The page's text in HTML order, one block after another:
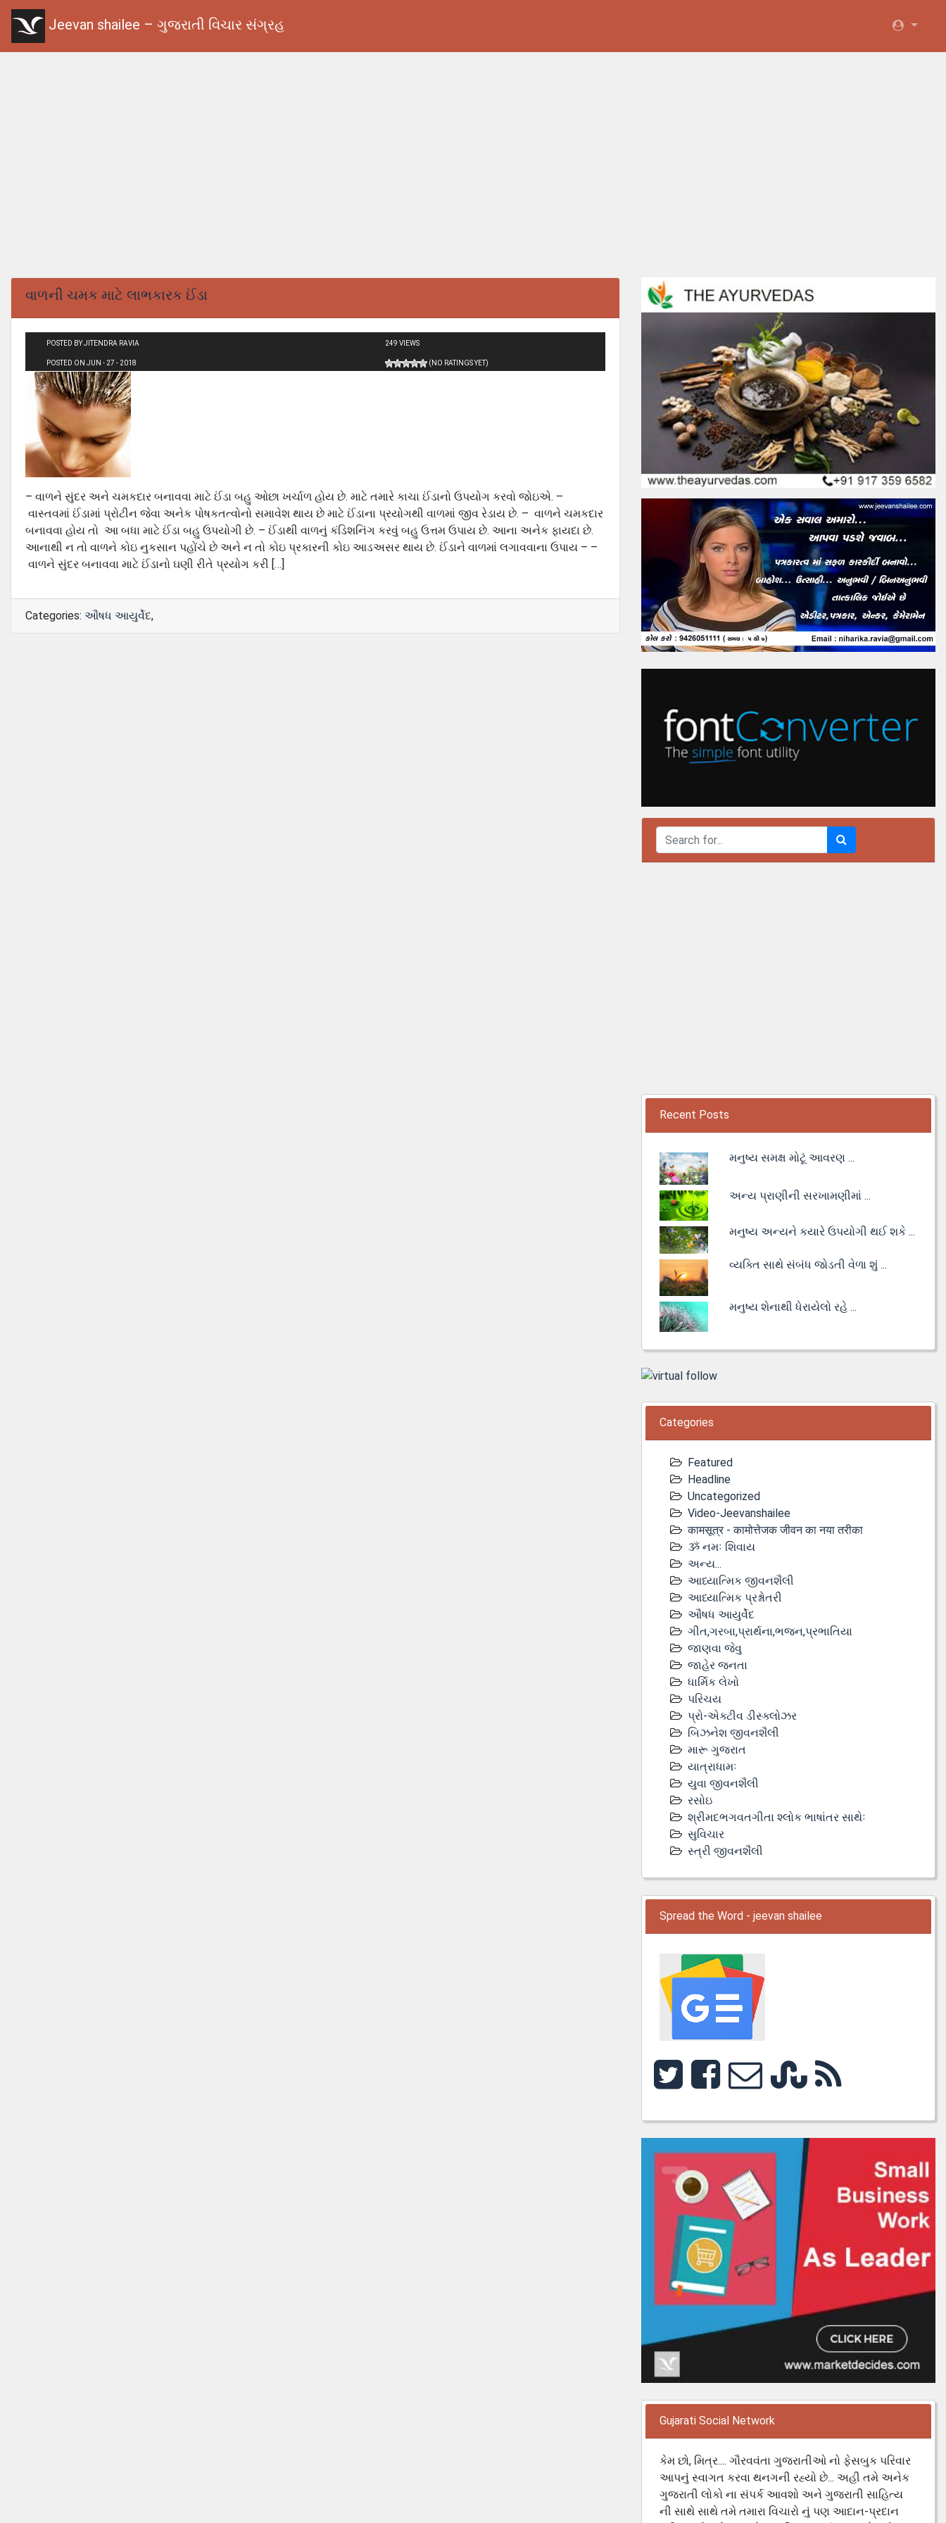
Jeevan shailee – ગુજરાતી વિચાર સંગ્રહ
વાળની ચમક માટે લાભકારક ઈંડા
POSTED BY JITENDRA RAVIA
POSTED ON JUN - 27 - 2018
249 VIEWS
(NO RATINGS YET)
– વાળને સુંદર અને ચમકદાર બનાવવા માટે ઈંડા બહુ ઓછા ખર્ચાળ હોય છે. માટે તમારે કાચા ઈંડાનો ઉપયોગ કરવો જોઇએ. –
વાસ્તવમાં ઈંડામાં પ્રોટીન જેવા અનેક પોષકતત્વોનો સમાવેશ થાય છે માટે ઈંડાના પ્રયોગથી વાળમાં જીવ રેડાય છે. – વાળને ચમકદાર
બનાવવા હોય તો આ બધા માટે ઈંડા બહુ ઉપયોગી છે. – ઈંડાથી વાળનું કંડિશનિંગ કરવું બહુ ઉત્તમ ઉપાય છે. આના અનેક ફાયદા છે.
આનાથી ન તો વાળને કોઇ નુકસાન પહોંચે છે અને ન તો કોઇ પ્રકારની કોઇ આડઅસર થાય છે. ઈંડાને વાળમાં લગાવવાના ઉપાય – –
વાળને સુંદર બનાવવા માટે ઈંડાનો ઘણી રીતે પ્રયોગ કરી […]
Categories: ઔષધ આયુર્વેદ,
Recent Posts
મનુષ્ય સમક્ષ મોટૂં આવરણ ...
અન્ય પ્રાણીની સરખામણીમાં ...
મનુષ્ય અન્યને કયારે ઉપયોગી થઈ શકે ...
વ્યક્તિ સાથે સંબંધ જોડતી વેળા શું ...
મનુષ્ય શેનાથી ધેરાયેલો રહે ...
Categories
Featured
Headline
Uncategorized
Video-Jeevanshailee
कामसूत्र - कामोत्तेजक जीवन का नया तरीका
ૐ નમઃ શિવાય
અન્ય...
આધ્યાત્મિક જીવનશૈલી
આધ્યાત્મિક પ્રશ્નોતરી
ઔષધ આયુર્વેદ
ગીત,ગરબા,પ્રાર્થના,ભજન,પ્રભાતિયા
જાણવા જેવુ
જાહેર જનતા
ધાર્મિક લેખો
પરિચય
પ્રો-એક્ટીવ ડીસ્‍ક્લોઝર
બિઝનેશ જીવનશૈલી
મારૂ ગુજરાત
યાત્રાધામઃ
યુવા જીવનશૈલી
રસોઇ
શ્રીમદભગવતગીતા શ્લોક ભાષાંતર સાથેઃ
સુવિચાર
સ્ત્રી જીવનશૈલી
Spread the Word - jeevan shailee
Gujarati Social Network
કેમ છો, મિત્ર.... ગૌરવવંતા ગુજરાતીઓ નો ફેસબુક પરિવાર
આપનું સ્વાગત કરવા થનગની રહ્યો છે... અહી તમે અનેક
ગુજરાતી લોકો ના સંપર્ક આવશો અને ગુજરાતી સાહિત્ય
ની સાથે સાથે તમે તમારા વિચારો નું પણ આદાન-પ્રદાન